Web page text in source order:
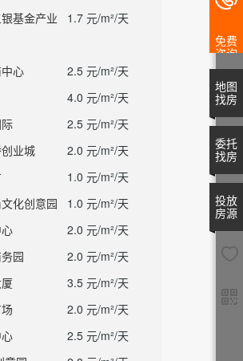
基金产业
1.7 元/m²/天
心
2.5 元/m²/天
4.0 元/m²/天
2.5 元/m²/天
业城
2.0 元/m²/天
1.0 元/m²/天
化创意园
1.0 元/m²/天
2.0 元/m²/天
园
2.0 元/m²/天
3.5 元/m²/天
2.0 元/m²/天
2.5 元/m²/天
免费
咨询
地图
找房
委托
找房
投放
房源